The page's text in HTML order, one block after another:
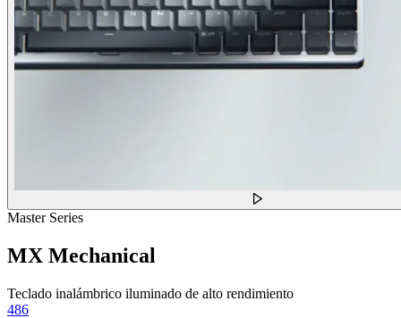
Master Series
MX Mechanical
Teclado inalámbrico iluminado de alto rendimiento
486